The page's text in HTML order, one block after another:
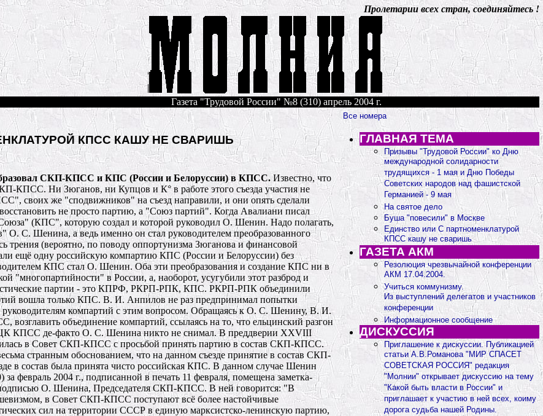
Пролетарии всех стран, соединяйтесь !
Газета "Трудовой России" №8 (310) апрель 2004 г.
КПСС КАШУ НЕ СВАРИШЬ
СКП-КПСС и КПС (России и Белоруссии) в КПСС.Известно, что КПСС в марте 1993 года на XXIX съезде была преобразована в СКП-КПСС. Ни Зюганов, ни Купцов и К° в работе этого съезда участия не принимали, но, как пишет Авалиани в статье "О XXIX съезде КПСС", своих же "сподвижников" на съезд направили, и они опять сделали попытку изъять из названия партии слово "коммунистическая" и восстановить не просто партию, а "Союз партий". Когда Авалиани писал упомянутую статью, он находился в "Коммунистической партии Союза" (КПС", которую создал и которой руководил О. Шенин. Надо полагать, по этой причине Авалиани не упомянул в составе "сподвижников" О. С. Шенина, а ведь именно он стал руководителем преобразованного СКП-КПСС. Позже, когда между Зюгановым и Шениным начались трения (вероятно, по поводу оппортунизма Зюганова и финансовой поддержки Совета СКП-КПСС), Шенин и его сподвижники создали ещё одну российскую компартию КПС (России и Белоруссии) без фактического участия Компартии Белоруссии. Естественно, руководителем КПС стал О. Шенин. Оба эти преобразования и создание КПС ни в коей мере не улучшили положения в ликвидации коммунистической "многопартийности" в России, а, наоборот, усугубили этот разброд и шатание. Действительно, в СКП-КПСС входили четыре коммунистические партии - это КПРФ, РКРП-РПК, КПС. РКРП-РПК объединили партии Тюлькина и Крючкова. Теперь в КПСС из российских партий вошла только КПС. В. И. Анпилов не раз предпринимал попытки объединения коммунистов России. Неоднократно он обращался к руководителям компартий с этим вопросом. Обращаясь к О. С. Шенину, В. И. Анпилов прямо предлагал ему, как одному из секретарей ЦК КПСС, возглавить объединение компартий, ссылаясь на то, что ельцинский разгон КПСС был признан судом незаконным, а с должности секретаря ЦК КПСС де-факто О. С. Шенина никто не снимал. В преддверии XXVIII съезда СКП-КПСС партия "Коммунисты трудовой России" обратилась в Совет СКП-КПСС с просьбой принять партию в состав СКП-КПСС. Заместитель Шенина Николаев ответил официальным отказом с весьма странным обоснованием, что на данном съезде принятие в состав СКП-КПСС российских компартий не планируется (!!!). Однако на съезде в состав была принята чисто российская КПС. В данном случае Шенин поступил как дважды хозяин-барин. В газете "Гласность" №2 (300) за февраль 2004 г., подписанной в печать 11 февраля, помещена заметка-объявление, озаглавленная "Навстречу XXXIII съезду КПСС" за подписью О. Шенина, Председателя СКП-КПСС. В ней говорится: "В последнее время, особенно после размежевания с национал-меньшевизмом, в Совет СКП-КПСС поступают всё более настойчивые предложения о необходимости слияния всех подлинно коммунистических сил на территории СССР в единую марксистско-ленинскую партию, которая имела бы общие и обязательные для всех Программу и Устав…" В заметке-объявлении не указаны ни время, ни место проведения съезда то ли КПСС, то ли СКП-КПСС, а через две недели состоялся и сам съезд. Как вытекает из приведённого, состоялся съезд приглашённых и лично желанных для О. С. Шенина. Исходя из заметки-объявления, совершенно очевидно, что на съезде присутствовали делегаты, не уполномоченные своими партиями и другими организациями коммунистического толка. Ведь невозможно провести съезды, конференции или собрания, где успели бы ознакомиться с повесткой дня съезда, обсудить предлагаемые Программу и Устав, избрать делегатов с определёнными полномочиями. И на всё это было отведено от нескольких дней до максимум двух недель. На съезде и Программа, и Устав подверглись существенной переделке. Это говорит о спешной и непродуманной подготовке их проектов. Впрочем, так же было и в марте 1993 года: коммунисты собирались на съезд КПСС с целью возобновить её деятельность и сплотить именно "подлинно коммунистические силы", а оказались в СКП, да ещё им пришлось драться за коммунистический союз, а не за "Союз партий", как предлагали "сподвижники" Зюганова. Сторонники О. С. Шенина утверждали и при преобразовании КПСС в СКП-КПСС, и сейчас, что всё это делается для объединения коммунистов, но на деле это выглядит крайне странно, если не сказать более чем. Как на выдающееся достижение съезда, указывают на объединение в КПСС аж 15 партий бывших союзных республик. Во-первых, они все или большинство из них входили в СКП-КПСС, а во-вторых, можно подумать, что восстановление СССР начнётся в какой-либо республике, а Россия просто присоединится, и раздробленность коммунистического движения в России - дело десятое. В связи с такой, мягко говоря, странностью с "объединительной" деятельностью, возникает желание взглянуть на убеждения и действия Олега Семёновича поглубже. В газете "Правда" №172 (26255) от 21 июня 1990 года помещён отчёт о заседании Учредительного съезда КП РСФСР. Как явствует из отчёта, Горбачёв своей демагогической болтовнёй предотвратил намерения делегатов съезда послать своих представителей на Съезд народных депутатов РСФСР с целью воспрепятствовать провозглашению декрета о суверенитете России. Горбачёв "успокоил" съезд: "Там и товарищ Ельцин находится, руководит". Заранее, чтобы снять с себя ответственность за развал СССР, Горбачёв заявил: "Об этом я вас информирую, чтобы товарищи не подозревали Генерального секретаря ЦК КПСС в каких-то "шатаниях", "болтаниях" и так далее". Однако почти все делегаты съезда критиковали ЦК КПСС. Так, первый секретарь Краснодарского крайкома КПСС И. К. Полозков заявил: "Шквал ударов по партии идёт планомерно и по нарастающей - сначала по кадрам, теперь выдвигается идея отобрать и поделить её собственность… Всё это вместе взятое, подчеркнул он, не что иное, как организованные действия по развалу КПСС изнутри…" Далее Полозков говорит: "В потере веры многих советских людей в способность партии вывести страну из тяжёлого состояния является кризис не КПСС, а прежде всего её руководящих органов". Секретарь парткома колхоза имени Дзержинского Кировской области Л. Н. Ищук выразила озабоченность тружеников в связи с правительственной концепцией перехода к рыночной экономике. Первый секретарь Якутского обкома КПСС Ю. Н. Прокофьев заявил: "Прежде всего - к перестройке подошли без теоретического предвидения. Отсюда всяческие шатания и крайности, вплоть до отрицания социалистических ценностей". Водитель "Магаданавтотранса" Ю. П. Копылов потребовал рассмотреть на XXVIII съезде КПСС персональную ответственность каждого члена Политбюро за то, что общество и партия доведены до катастрофы. Член Военного совета - начальник Политического управления Войск противовоздушной обороны Н. М. Бойко выступил за сохранение политорганов в Советской Армии. Он подчеркнул, что воинов Вооружённых Сил серьёзно беспокоит насаждаемый в стране антиармейский синдром. Аппаратчик Шебекинского химического завода Н. В. Ефременко: "Сегодня страна и партия оказались в трудной политической и экономической ситуации, обостряется она и тем, что возникшие различные и правые, и левые силы не только критикуют прошлое и выдают щедрые посулы на будущее, но и стремятся посеять недоверие народа к социалистическому образу жизни…, а Коммунистическую партию, открывшую дорогу к демократическим процессам, спихнуть под забор истории". И. о. доцента Горьковского сельскохозяйственного института А. Н. Мальцев заявил совершенно определённо и, как мы теперь знаем, дальновидно: "Перестройка, к сожалению, до сих пор шла в буржуазно-демократическом направлении". Здесь приведены краткие выдержки из опубликованных в газетном отчёте выступлений делегатов съезда, но и из них видна озабоченность людей, ясно ощущающих угрозу развала партии и сползания страны на капиталистический путь развития. Только трёх человек не тревожит возникшая ситуация. Это, естественно, М. Горбачёв, Е. Лигачёв и Первый секретарь Крфсноярского крайкома КПСС О. Шенин. Последний напомнил о письме В. И. Ленина XII съезду РКП - продумать ряд перемен в политическом строе. Он заметил, что этот совет не утратил актуальности. Мы не знаем, краснеют ли уши у Олега Семёновича теперь при воспоминании об этой его подлости. Он же прекрасно знал, что в письме Ленина речь шла об укреплении ЦК большим количеством рабочих для предотвращения именно всевластия горбачёвых, а не о разгроме партии и не внедрении рыночных отношений с целью поворота к буржуазно-демократическому строю. Никто из делегатов не взял под защиту Горбачёва, но Шенин "подчеркнул, что подчас вместо товарищеской критики, в том числе в адрес Генерального секретаря, звучат шумливо-оскорбительные, безответственные обвинения. Но личное опасение авторов таких высказываний - это ещё не опасения страны, народа и партии". Что это - слепота партийного работника столь высокого ранга или расчёт на благосклонность начальства - карьеризм? Как мы уже знаем, это не осталось без внимания Горбачёва, Олег Семёнович вскоре уже работал в ЦК. Вот ещё одна странность в поведении Шенина. Несколько лет тому назад Олег Семёнович посетил Тулу и выступил в аудитории Тульского политехнического института (теперь университет) перед учёными социалистическо
Все номера
ГЛАВНАЯ ТЕМА
Призывы "Трудовой России" ко Дню
международной солидарности
трудящихся - 1 мая и Дню Победы
Советских народов над фашистской
Германией - 9 мая
На святое дело
Буша "повесили" в Москве
Единство или С партноменклатурой
КПСС кашу не сваришь
ГАЗЕТА АКМ
Резолюция чрезвычайной конференции
АКМ 17.04.2004.
Учиться коммунизму.
Из выступлений делегатов и участников
конференции
Информационное сообщение
ДИСКУССИЯ
Приглашение к дискуссии. Публикацией
статьи А.В.Романова "МИР СПАСЕТ
СОВЕТСКАЯ РОССИЯ" редакция
"Молнии" открывает дискуссию на тему
"Какой быть власти в России" и
приглашает к участию в ней всех, коиму
дорога судьба нашей Родины.